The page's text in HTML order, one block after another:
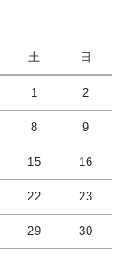
土 日
1 2
8 9
15 16
22 23
29 30